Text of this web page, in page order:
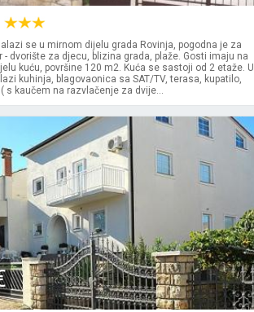
se u mirnom dijelu grada Rovinja, pogodna je za
dvorište za djecu, blizina grada, plaže. Gosti imaju na
kuću, površine 120 m2. Kuća se sastoji od 2 etaže. U
kuhinja, blagovaonica sa SAT/TV, terasa, kupatilo,
s kaučem na razvlačenje za dvije...